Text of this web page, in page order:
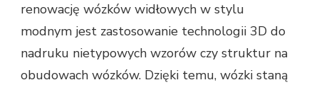
renowację wózków widłowych w stylu
modnym jest zastosowanie technologii 3D do
nadruku nietypowych wzorów czy struktur na
obudowach wózków. Dzięki temu, wózki staną